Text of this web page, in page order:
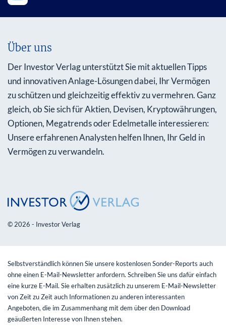
Über uns
Der Investor Verlag unterstützt Sie mit aktuellen Tipps
und innovativen Anlage-Lösungen dabei, Ihr Vermögen
zu schützen und gleichzeitig effektiv zu vermehren. Ganz
gleich, ob Sie sich für Aktien, Devisen, Kryptowährungen,
Optionen, Megatrends oder Edelmetalle interessieren:
Unsere erfahrenen Analysten helfen Ihnen, Ihr Geld in
Vermögen zu verwandeln.
© 2026 - Investor Verlag
Selbstverständlich können Sie unsere kostenlosen Sonder-Reports auch
ohne einen E-Mail-Newsletter anfordern. Schreiben Sie uns dafür einfach
eine kurze E-Mail. Sie erhalten zusätzlich zu unserem E-Mail-Newsletter
von Zeit zu Zeit auch Informationen zu anderen interessanten
Angeboten, die im Zusammenhang mit dem über den Download
geäußerten Interesse von Ihnen stehen.